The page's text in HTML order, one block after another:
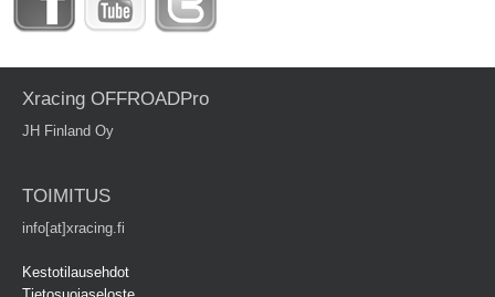
Xracing OFFROADPro
JH Finland Oy
TOIMITUS
info[at]xracing.fi
Kestotilausehdot